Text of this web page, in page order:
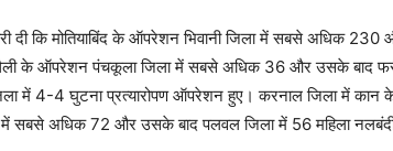
दी कि मोतियाबिंद के ऑपरेशन भिवानी जिला में सबसे अधिक
थैली के ऑपरेशन पंचकूला जिला में सबसे अधिक 36 और उसके बाद
में 4-4 घुटना प्रत्यारोपण ऑपरेशन हुए। करनाल जिला में
में सबसे अधिक 72 और उसके बाद पलवल जिला में 56 महिला